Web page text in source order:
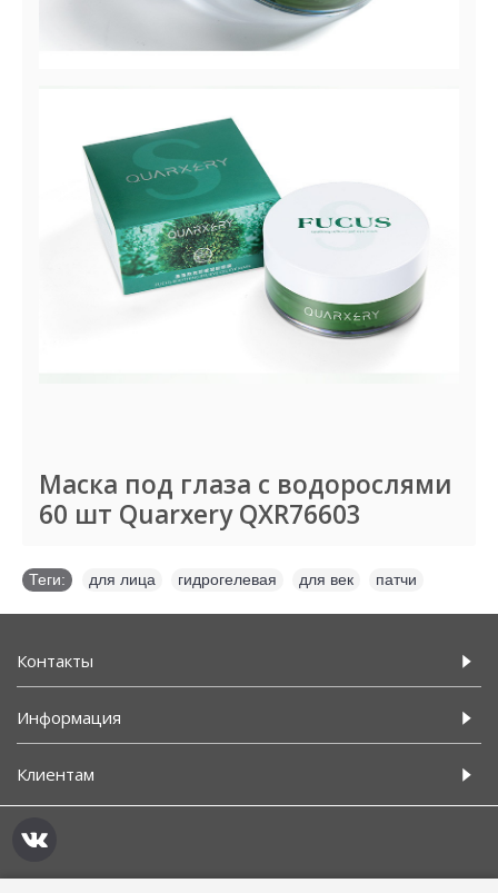
Маска под глаза с водорослями
60 шт Quarxery QXR76603
Теги: для лица гидрогелевая для век патчи
Контакты
Информация
Клиентам